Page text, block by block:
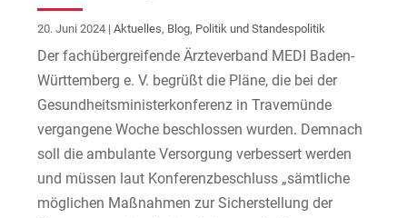
20. Juni 2024 |Aktuelles, Blog, Politik und Standespolitik
Der fachübergreifende Ärzteverband MEDI Baden-
Württemberg e. V. begrüßt die Pläne, die bei der
Gesundheitsministerkonferenz in Travemünde
vergangene Woche beschlossen wurden. Demnach
soll die ambulante Versorgung verbessert werden
und müssen laut Konferenzbeschluss „sämtliche
möglichen Maßnahmen zur Sicherstellung der